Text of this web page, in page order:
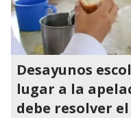
Desayunos
lugar a la
debe resolver el